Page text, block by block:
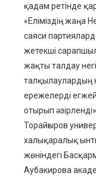
қадам ретінде
«Еліміздің жаңа
саяси
жетекші
жақты талдау
талқылаулардың
ережелерді
отырып
Торайғыров
халықаралық
жөніндегі
Аубакирова